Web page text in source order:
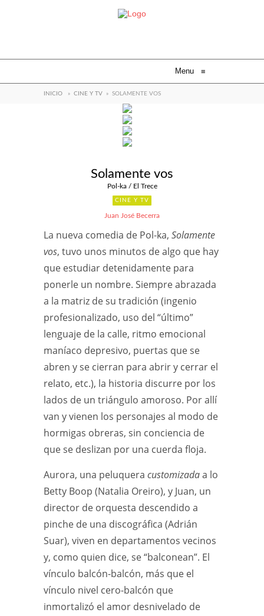
Menu ≡
INICIO » CINE Y TV » SOLAMENTE VOS
Solamente vos
Pol-ka / El Trece
CINE Y TV
Juan José Becerra
La nueva comedia de Pol-ka, Solamente
vos, tuvo unos minutos de algo que hay
que estudiar detenidamente para
ponerle un nombre. Siempre abrazada
a la matriz de su tradición (ingenio
profesionalizado, uso del “último”
lenguaje de la calle, ritmo emocional
maníaco depresivo, puertas que se
abren y se cierran para abrir y cerrar el
relato, etc.), la historia discurre por los
lados de un triángulo amoroso. Por allí
van y vienen los personajes al modo de
hormigas obreras, sin conciencia de
que se deslizan por una cuerda floja.
Aurora, una peluquera customizadaa lo
Betty Boop (Natalia Oreiro), y Juan, un
director de orquesta descendido a
pinche de una discográfica (Adrián
Suar), viven en departamentos vecinos
y, como quien dice, se “balconean”. El
vínculo balcón-balcón, más que el
vínculo nivel cero-balcón que
inmortalizó el amor desnivelado de